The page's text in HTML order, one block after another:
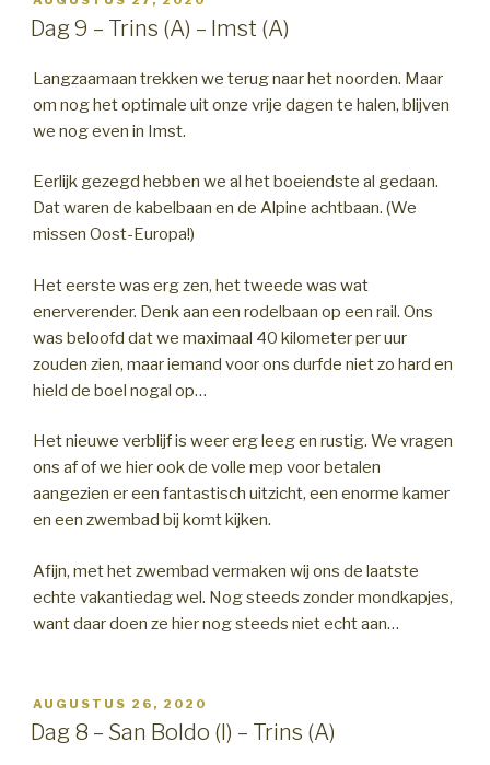
OP
Dag 9 – Trins (A) – Imst (A)
Langzaamaan trekken we terug naar het noorden. Maar
om nog het optimale uit onze vrije dagen te halen, blijven
we nog even in Imst.
Eerlijk gezegd hebben we al het boeiendste al gedaan.
Dat waren de kabelbaan en de Alpine achtbaan. (We
missen Oost-Europa!)
Het eerste was erg zen, het tweede was wat
enerverender. Denk aan een rodelbaan op een rail. Ons
was beloofd dat we maximaal 40 kilometer per uur
zouden zien, maar iemand voor ons durfde niet zo hard en
hield de boel nogal op…
Het nieuwe verblijf is weer erg leeg en rustig. We vragen
ons af of we hier ook de volle mep voor betalen
aangezien er een fantastisch uitzicht, een enorme kamer
en een zwembad bij komt kijken.
Afijn, met het zwembad vermaken wij ons de laatste
echte vakantiedag wel. Nog steeds zonder mondkapjes,
want daar doen ze hier nog steeds niet echt aan…
GEPLAATST
OP
AUGUSTUS 26, 2020
Dag 8 – San Boldo (I) – Trins (A)